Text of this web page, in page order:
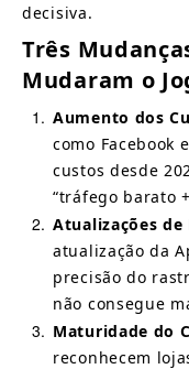
decisiva.
Três
Mudaram o
1 Aumento dos
como Facebook
custos desde
“tráfego barato
2 Atualizações de
atualização da
precisão do
não consegue
3 Maturidade do
reconhecem